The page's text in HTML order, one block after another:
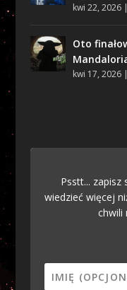
kwi 22, 2026|
Oto
kwi 17, 2026|
Psstt... zapisz
wiedzieć więcej
chwili